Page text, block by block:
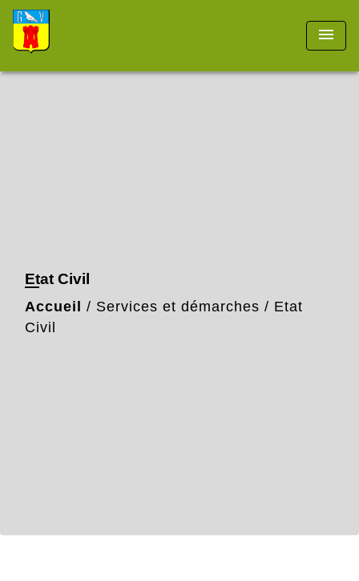
menu
Etat Civil
Accueil / Services et démarches / Etat
Civil